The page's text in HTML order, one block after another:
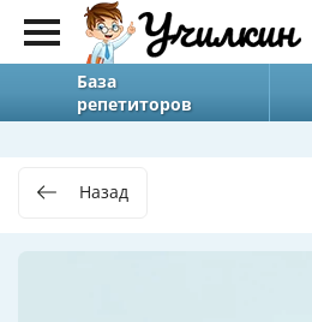
База
репетиторов
Назад